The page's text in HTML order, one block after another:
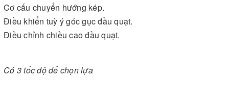
Cơ cấu chuyển hướng kép.
Điều khiển tuỳ ý góc gục đầu quạt.
Điều chỉnh chiều cao đầu quạt.
Có 3 tốc độ để chọn lựa